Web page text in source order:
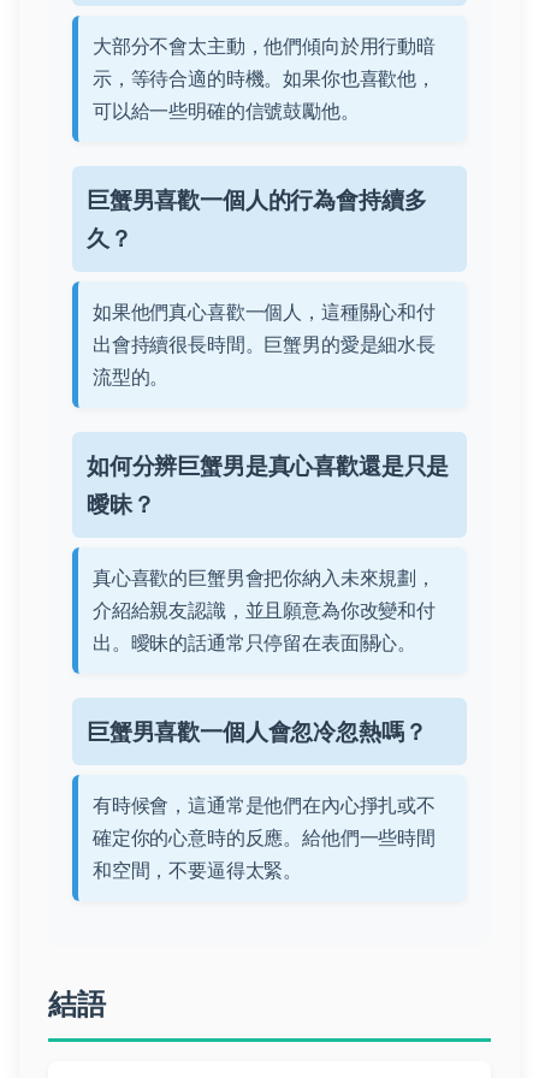
大部分不會太主動，他們傾向於用行動暗
示，等待合適的時機。如果你也喜歡他，
可以給一些明確的信號鼓勵他。
巨蟹男喜歡一個人的行為會持續多
久？
如果他們真心喜歡一個人，這種關心和付
出會持續很長時間。巨蟹男的愛是細水長
流型的。
如何分辨巨蟹男是真心喜歡還是只是
曖昧？
真心喜歡的巨蟹男會把你納入未來規劃，
介紹給親友認識，並且願意為你改變和付
出。曖昧的話通常只停留在表面關心。
巨蟹男喜歡一個人會忽冷忽熱嗎？
有時候會，這通常是他們在內心掙扎或不
確定你的心意時的反應。給他們一些時間
和空間，不要逼得太緊。
結語